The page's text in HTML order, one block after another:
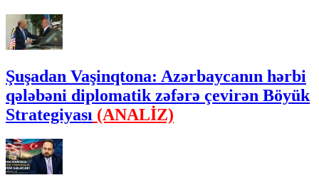
Şuşadan Vaşinqtona: Azərbaycanın hərbi
qələbəni diplomatik zəfərə çevirən Böyük
Strategiyası (ANALİZ)